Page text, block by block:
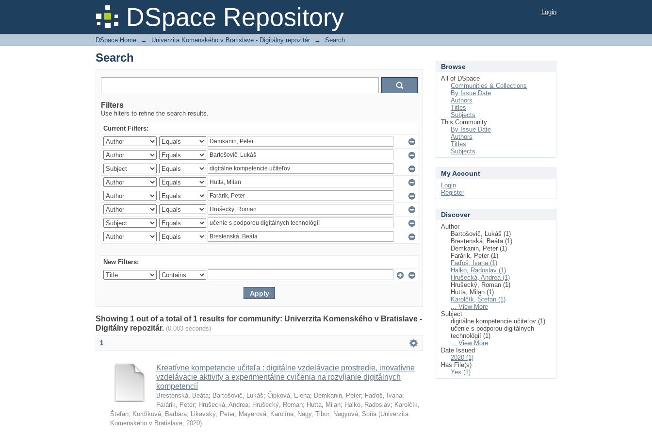
DSpace Repository
Search Login
DSpace Home → Univerzita Komenského v Bratislave - Digitálny repozitár → Search
Search
Filters
Use filters to refine the search results.
Current Filters:
New Filters:
Showing 1 out of a total of 1 results for community: Univerzita Komenského v Bratislave -
Digitálny repozitár. (0.003 seconds)
1
Kreatívne kompetencie učiteľa : digitálne vzdelávacie prostredie, inovatívne
vzdelávacie aktivity a experimentálne cvičenia na rozvíjanie digitálnych
kompetencií
Brestenská, Beáta; Bartošovič, Lukáš; Čipková, Elena; Demkanin, Peter; Faďoš, Ivana;
Farárik, Peter; Hrušecká, Andrea; Hrušecký, Roman; Hutta, Milan; Halko, Radoslav; Karolčík,
Štefan; Kordíková, Barbara; Likavský, Peter; Mayerová, Karolína; Nagy, Tibor; Nagyová, Soňa (Univerzita
Komenského v Bratislave, 2020)
Browse
All of DSpace
Communities & Collections
By Issue Date
Authors
Titles
Subjects
This Community
By Issue Date
Authors
Titles
Subjects
My Account
Login
Register
Discover
Author
Bartošovič, Lukáš (1)
Brestenská, Beáta (1)
Demkanin, Peter (1)
Farárik, Peter (1)
Faďoš, Ivana (1)
Halko, Radoslav (1)
Hrušecká, Andrea (1)
Hrušecký, Roman (1)
Hutta, Milan (1)
Karolčík, Štefan (1)
... View More
Subject
digitálne kompetencie učiteľov (1)
učenie s podporou digitálnych
technológií (1)
... View More
Date Issued
2020 (1)
Has File(s)
Yes (1)